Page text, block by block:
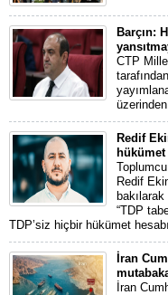
Barçın:
CTP
Redif
hükümet
Redif
“TDP
TDP’siz hiçbir hükümet
İran
İran